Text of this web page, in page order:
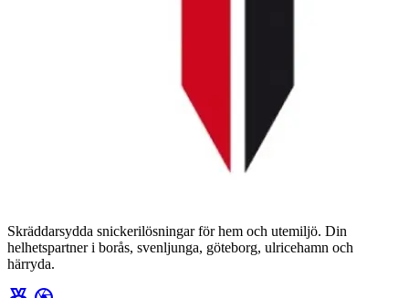
Skräddarsydda snickerilösningar för hem och utemiljö. Din
helhetspartner i borås, svenljunga, göteborg, ulricehamn och
härryda.